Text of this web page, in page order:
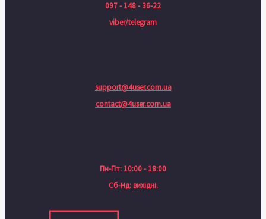
097 - 148 - 36-22
viber/telegram
support@4user.com.ua
contact@4user.com.ua
Пн-Пт: 10:00 - 18:00
Сб-Нд: вихідні.